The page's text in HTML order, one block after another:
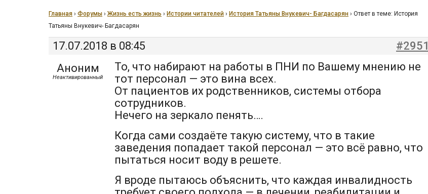
Главная › Форумы › Жизнь есть жизнь › Истории читателей › История Татьяны Внукевич- Багдасарян › Ответ в теме: История
Татьяны Внукевич- Багдасарян
17.07.2018 в 08:45
#2951
Аноним
Неактивированный
То, что набирают на работы в ПНИ по Вашему мнению не
тот персонал — это вина всех.
От пациентов их родственников, системы отбора
сотрудников.
Нечего на зеркало пенять….
Когда сами создаёте такую систему, что в такие
заведения попадает такой персонал — это всё равно, что
пытаться носит воду в решете.
Я вроде пытаюсь объяснить, что каждая инвалидность